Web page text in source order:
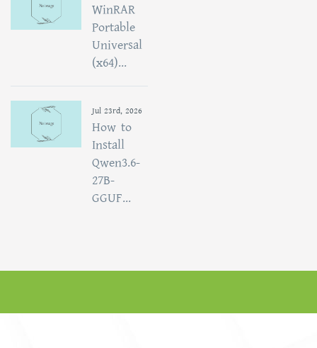
WinRAR
Portable
Universal
(x64)...
Jul 23rd, 2026
How to
Install
Qwen3.6-
27B-
GGUF...